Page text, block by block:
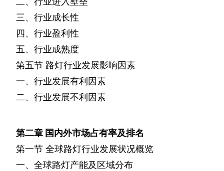
三、行业成长性
四、行业盈利性
五、行业成熟度
第五节 路灯行业发展影响因素
一、行业发展有利因素
二、行业发展不利因素
第二章 国内外市场占有率及排名
第一节 全球路灯行业发展状况概览
一、全球路灯产能及区域分布